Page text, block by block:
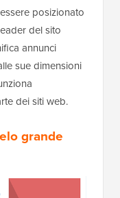
posizionato
del sito
annunci
sue dimensioni
dei siti web.
grande